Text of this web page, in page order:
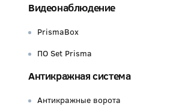
Видеонаблюдение
PrismaBox
ПО Set Prisma
Антикражная система
Антикражные ворота